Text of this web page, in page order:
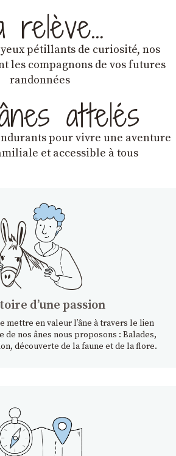
relève…
pétillants de curiosité, nos
les compagnons de vos futures
randonnées
attelés
pour vivre une aventure
et accessible à tous
dʼune passion
mettre en valeur l’âne à travers le lien
de nos ânes nous proposons : Balades,
découverte de la faune et de la flore.